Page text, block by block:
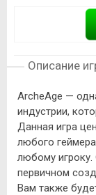
Описание
ArcheAge —
индустрии,
Данная игра
любого
любому
первичном
Вам также